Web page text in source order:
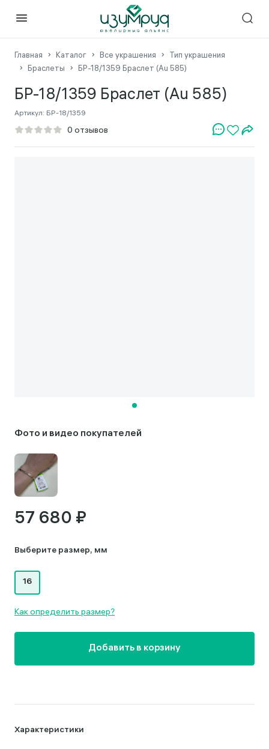
Главная Каталог Все украшения
Тип украшения
Браслеты
БР-18/1359 Браслет (Au 585)
БР-18/1359 Браслет (Au 585)
Артикул: БР-18/1359
Фото и видео покупателей
Характеристики
57 680 ₽
Выберите размер, мм
16
Как определить размер?
Добавить в корзину